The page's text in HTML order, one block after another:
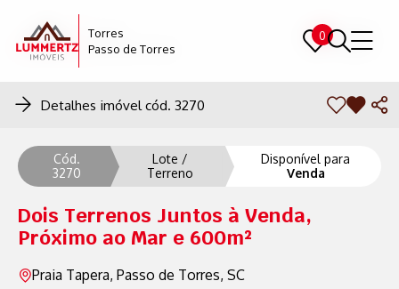
Torres
Passo de Torres
0
Torres
Passo de Torres
0
Detalhes imóvel cód. 3270
Cód.
3270
Lote /
Terreno
Disponível para
Venda
Dois Terrenos Juntos à Venda,
Próximo ao Mar e 600m²
Praia Tapera, Passo de Torres, SC